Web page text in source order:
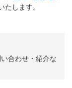
します。
合わせ・紹介な